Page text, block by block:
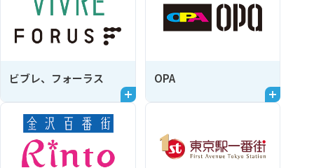
ビブレ、フォーラス OPA